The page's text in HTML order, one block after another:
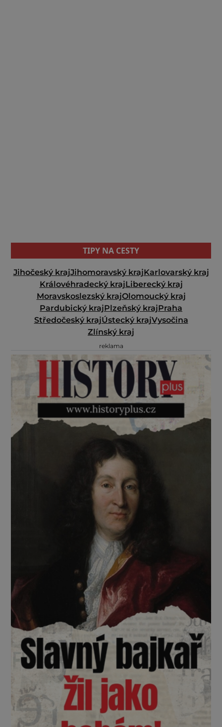
TIPY NA CESTY
Jihočeský krajJihomoravský krajKarlovarský kraj
Královéhradecký krajLiberecký kraj
Moravskoslezský krajOlomoucký kraj
Pardubický krajPlzeňský krajPraha
Středočeský krajÚstecký krajVysočina
Zlínský kraj
reklama